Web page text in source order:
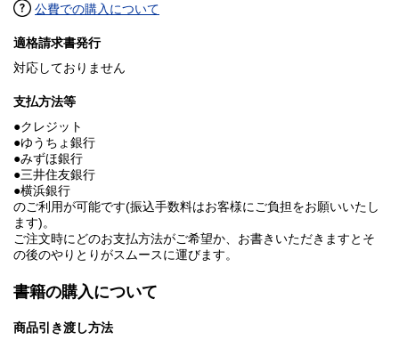
公費での購入について
適格請求書発行
対応しておりません
支払方法等
●クレジット
●ゆうちょ銀行
●みずほ銀行
●三井住友銀行
●横浜銀行
のご利用が可能です(振込手数料はお客様にご負担をお願いいたし
ます)。
ご注文時にどのお支払方法がご希望か、お書きいただきますとそ
の後のやりとりがスムースに運びます。
書籍の購入について
商品引き渡し方法